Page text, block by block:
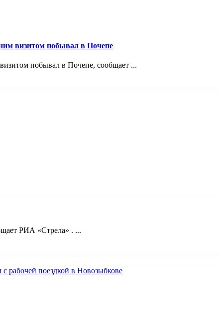
визитом побывал в Почепе
побывал в Почепе, сообщает ...
РИА «Стрела» . ...